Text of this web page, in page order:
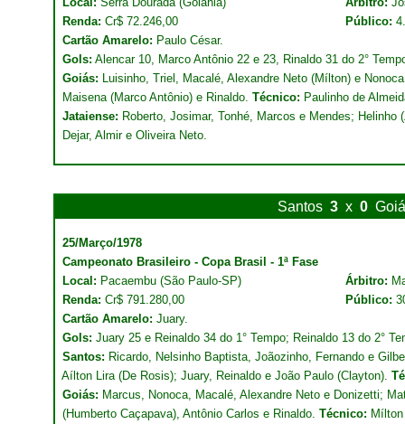
Renda: Cr$ 72.246,00 Público:
Cartão Amarelo: Paulo César.
Gols: Alencar 10, Marco Antônio 22 e 23, Rinaldo 31 do 2°
Goiás: Luisinho, Triel, Macalé, Alexandre Neto (Mílton) e
Maisena (Marco Antônio) e Rinaldo. Técnico: Paulinho de
Jataiense: Roberto, Josimar, Tonhé, Marcos e Mendes; Helinho
Dejar, Almir e Oliveira Neto.
Santos 3 x 0
25/Março/1978
Campeonato Brasileiro - Copa Brasil - 1ª Fase
Local: Pacaembu (São Paulo-SP) Árbitro:
Renda: Cr$ 791.280,00 Público:
Cartão Amarelo: Juary.
Gols: Juary 25 e Reinaldo 34 do 1° Tempo; Reinaldo 13 do 2°
Santos: Ricardo, Nelsinho Baptista, Joãozinho, Fernando e
Aílton Lira (De Rosis); Juary, Reinaldo e João Paulo (Clayton).
Goiás: Marcus, Nonoca, Macalé, Alexandre Neto e Donizetti;
(Humberto Caçapava), Antônio Carlos e Rinaldo. Técnico: